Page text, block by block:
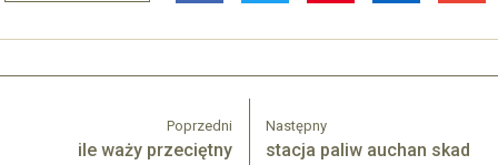
Poprzedni
ile waży przeciętny
Następny
stacja paliw auchan skad